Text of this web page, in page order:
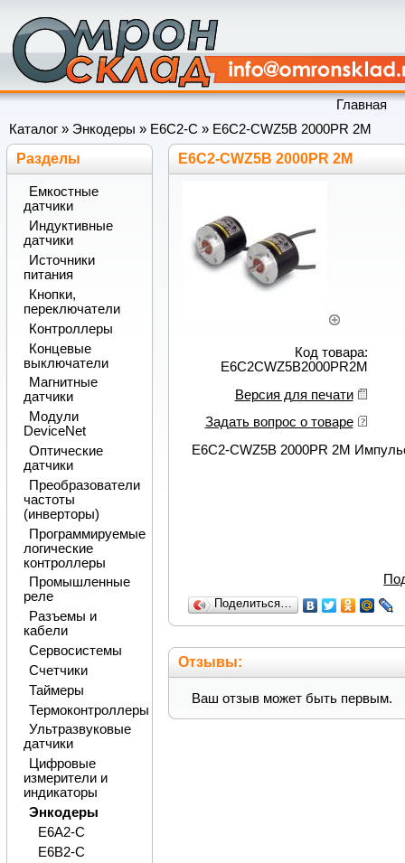
Главная
Каталог » Энкодеры » E6C2-C » E6C2-CWZ5B 2000PR 2M
E6C2-CWZ5B 2000PR 2M
Код товара:
E6C2CWZ5B2000PR2M
Версия для печати
Задать вопрос о товаре
E6C2-CWZ5B 2000PR 2M
Поделиться…
Отзывы:
Ваш отзыв может быть первым.
Разделы
Емкостные
датчики
Индуктивные
датчики
Источники
питания
Кнопки,
переключатели
Контроллеры
Концевые
выключатели
Магнитные
датчики
Модули
DeviceNet
Оптические
датчики
Преобразователи
частоты
(инверторы)
Программируемые
логические
контроллеры
Промышленные
реле
Разъемы и
кабели
Сервосистемы
Счетчики
Таймеры
Термоконтроллеры
Ультразвуковые
датчики
Цифровые
измерители и
индикаторы
Энкодеры
E6A2-C
E6B2-C